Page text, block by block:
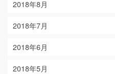
2018年8月
2018年7月
2018年6月
2018年5月